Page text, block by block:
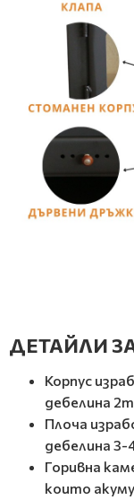
ДЕТАЙЛИ
Корпус
дебелина
Плоча
дебелина 3-
Горивна
които